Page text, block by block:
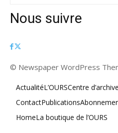
Nous suivre
© Newspaper WordPress
ActualitéL’OURSCentre
ContactPublications
HomeLa boutique de l’OURS